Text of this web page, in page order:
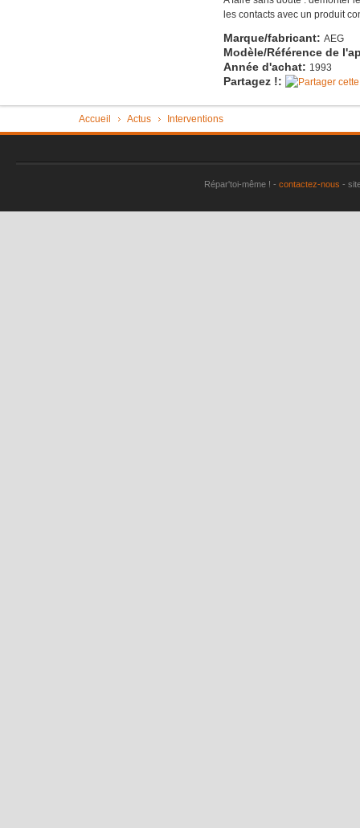
Imac très
Pièce
Vérin
Machine
les contacts avec un produit
Marque/fabricant: AEG
Modèle/Référence de
Année d'achat: 1993
Partagez !:
Accueil Actus Interventions
Répar'toi-même ! - contactez-nous -